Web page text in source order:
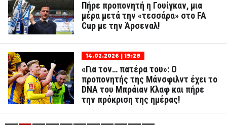
Πήρε προπονητή η Γουίγκαν, μια
μέρα μετά την «τεσσάρα» στο FA
Cup με την Άρσεναλ!
14.02.2026 | 19:28
«Για τον… πατέρα του»: Ο
προπονητής της Μάνσφιλντ έχει το
DNA του Μπράιαν Κλαφ και πήρε
την πρόκριση της ημέρας!